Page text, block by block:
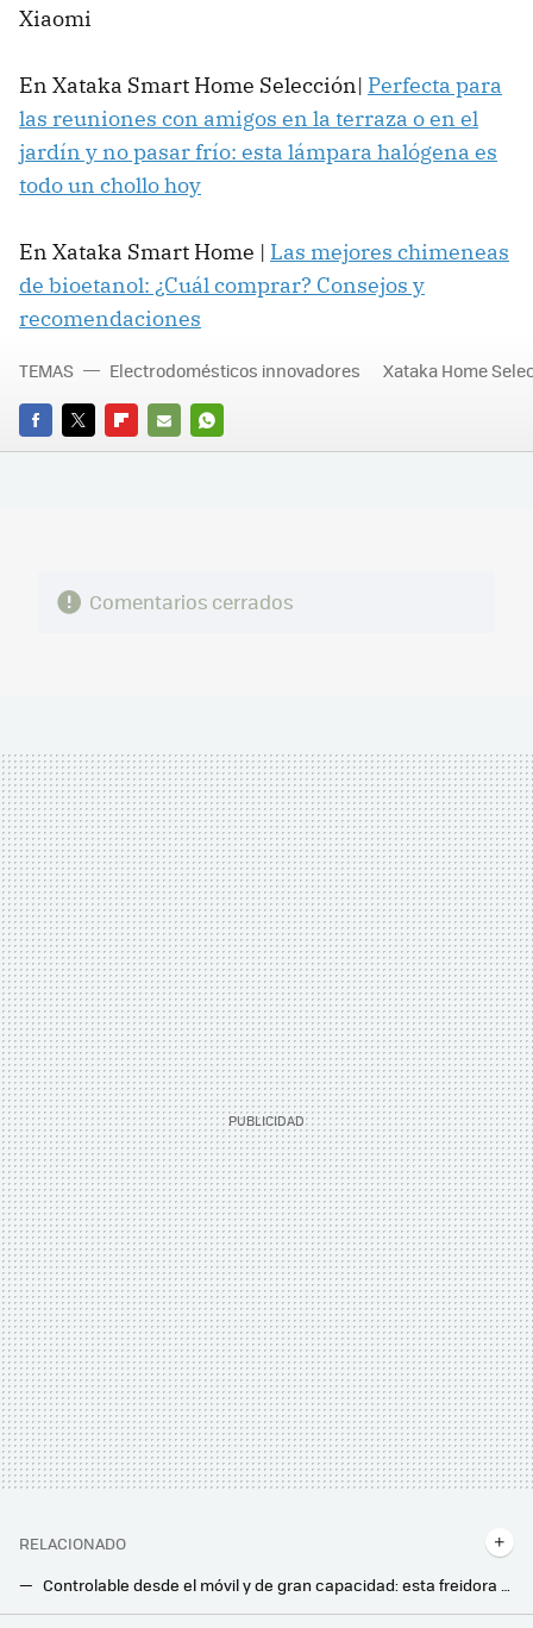
Xiaomi
En Xataka Smart Home Selección| Perfecta para
las reuniones con amigos en la terraza o en el
jardín y no pasar frío: esta lámpara halógena es
todo un chollo hoy
En Xataka Smart Home | Las mejores chimeneas
de bioetanol: ¿Cuál comprar? Consejos y
recomendaciones
FACEBOOK
TWITTERFLIPBOARD
E-
WHATSAPP
TEMAS Electrodomésticos innovadores Xataka Home
Comentarios cerrados
RELACIONADO
Controlable desde el móvil y de gran capacidad: esta freidora de aire inteligente se convertirá en tu aliada en la cocina
Xiaomi tiene el gadget perfecto para tu dormitorio: puedes utilizarlo como despertador o para crear un ambiente único